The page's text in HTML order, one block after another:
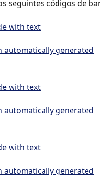
seguintes códigos de